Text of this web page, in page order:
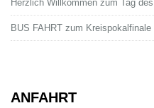
Herzlich Willkommen zum Tag
BUS FAHRT zum Kreispokalfinale
ANFAHRT